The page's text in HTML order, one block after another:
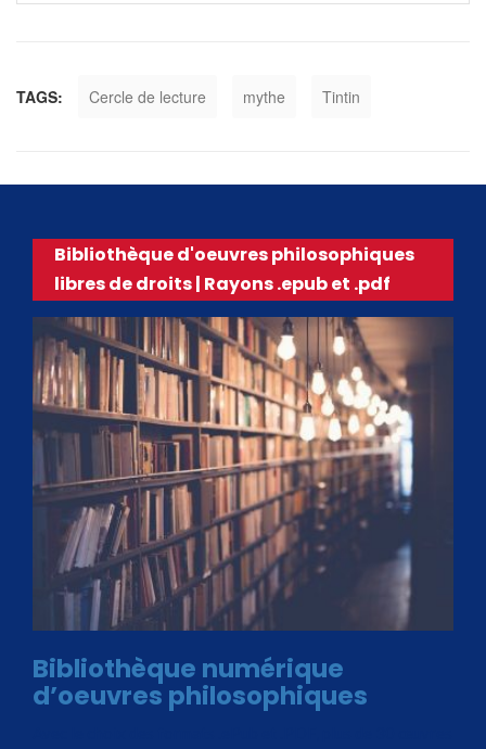
TAGS: Cercle de lecture mythe Tintin
Bibliothèque d'oeuvres philosophiques
libres de droits | Rayons .epub et .pdf
Bibliothèque numérique
d’oeuvres philosophiques